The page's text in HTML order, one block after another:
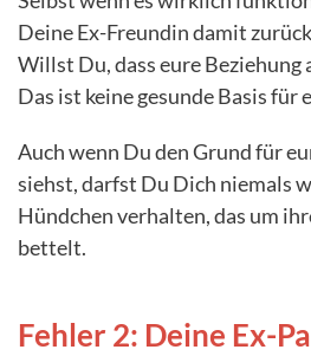
Deine Ex-Freundin damit
Willst Du, dass eure
Das ist keine gesunde Basis für
Auch wenn Du den Grund für
siehst, darfst Du Dich niemals
Hündchen verhalten, das um
bettelt.
Fehler 2: Deine Ex-